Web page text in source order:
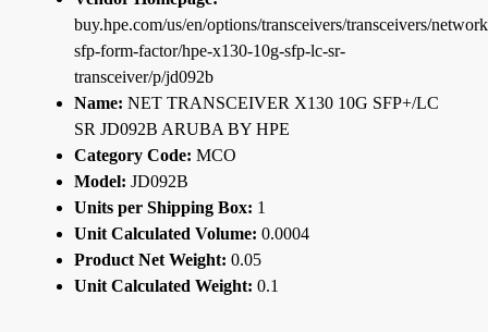
buy.hpe.com/us/en/options/transceivers/transceivers/
sfp-form-factor/hpe-x130-10g-sfp-lc-sr-
transceiver/p/jd092b
Name: NET TRANSCEIVER X130 10G SFP+/LC
SR JD092B ARUBA BY HPE
Category Code: MCO
Model: JD092B
Units per Shipping Box: 1
Unit Calculated Volume: 0.0004
Product Net Weight: 0.05
Unit Calculated Weight: 0.1